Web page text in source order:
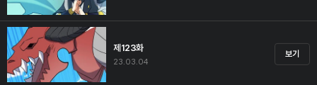
제123화
23.03.04
보기